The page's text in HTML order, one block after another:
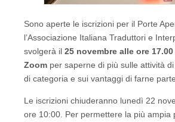
Sono aperte le iscrizioni per il Porte
l’Associazione Italiana Traduttori e
svolgerà il 25 novembre alle ore
Zoom per saperne di più sulle attività di
di categoria e sui vantaggi di farne
Le iscrizioni chiuderanno lunedì 22
ore 10:00. Per permettere la più ampia